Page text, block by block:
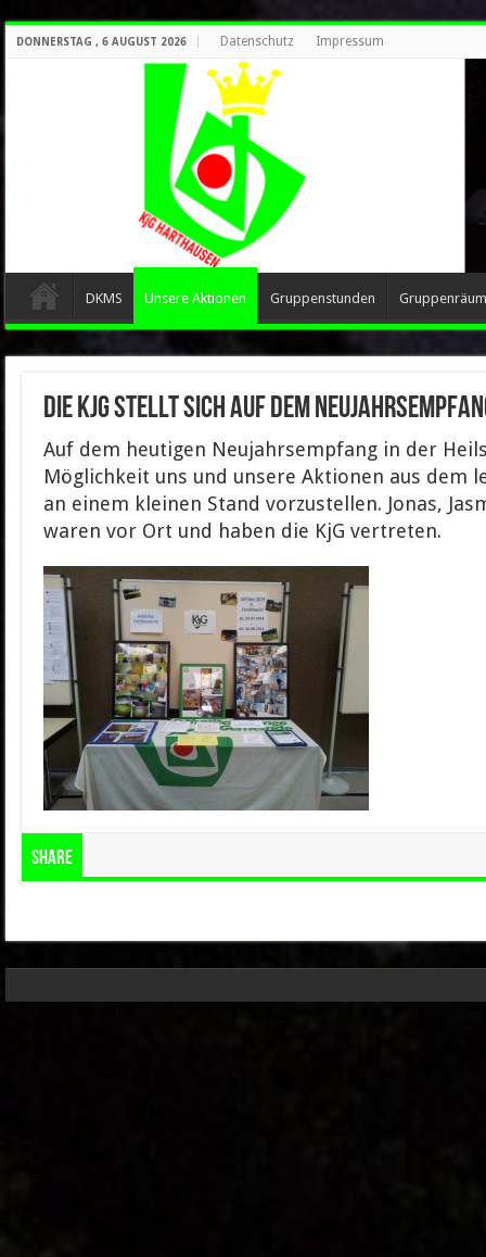
DONNERSTAG , 6 AUGUST 2026 Datenschutz Impressum
DKMS Unsere Aktionen Gruppenstunden
Die KjG stellt sich auf dem
Auf dem heutigen Neujahrsempfang in der
Möglichkeit uns und unsere Aktionen aus dem
an einem kleinen Stand vorzustellen. Jonas,
waren vor Ort und haben die KjG vertreten.
Share